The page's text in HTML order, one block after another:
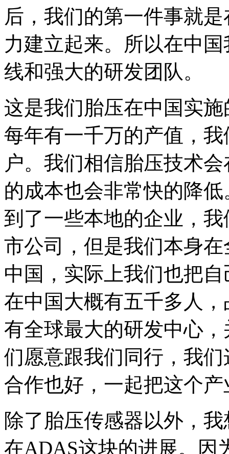
后，我们的第一件事就
力建立起来。所以在中
线和强大的研发团队。
这是我们胎压在中国实
每年有一千万的产值，
户。我们相信胎压技术
的成本也会非常快的降
到了一些本地的企业，
市公司，但是我们本身
中国，实际上我们也把
在中国大概有五千多人
有全球最大的研发中心
们愿意跟我们同行，我
合作也好，一起把这个
除了胎压传感器以外，
在ADAS这块的进展。因